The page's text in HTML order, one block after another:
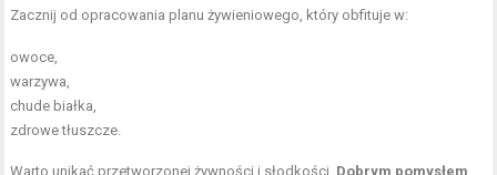
Zacznij od opracowania planu żywieniowego, który obfituje w:
owoce,
warzywa,
chude białka,
zdrowe tłuszcze.
Warto unikać przetworzonej żywności i słodkości. Dobrym pomysłem